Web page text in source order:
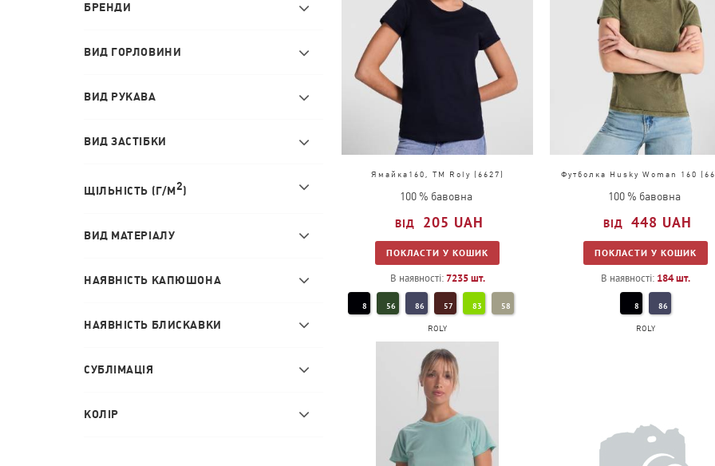
Ямайка160, TM Roly (6627)
100 % бавовна
205 UAH
ПОКЛАСТИ У КОШИК
В наявності:7235шт.
8 56 86 57 83 58
31
10 12
Футболка Husky Woman 160
100 % бавовна
448 UAH
ПОКЛАСТИ У КОШИК
В наявності: 184шт.
8 86
ROLY ROLY
БРЕНДИ
ВИД ГОРЛОВИНИ
ВИД РУКАВА
ВИД ЗАСТІБКИ
ЩІЛЬНІСТЬ (Г/М2)
ВИД МАТЕРІАЛУ
НАЯВНІСТЬ КАПЮШОНА
НАЯВНІСТЬ БЛИСКАВКИ
СУБЛІМАЦІЯ
КОЛІР